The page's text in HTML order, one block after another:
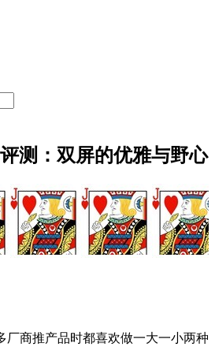
测：双屏的优雅与野心
厂商推产品时都喜欢做一大一小两种